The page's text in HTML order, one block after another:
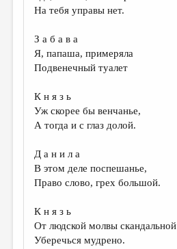
На тебя управы нет.
З а б а в а
Я, папаша, примеряла
Подвенечный туалет
К н я з ь
Уж скорее бы венчанье,
А тогда и с глаз долой.
Д а н и л а
В этом деле поспешанье,
Право слово, грех большой.
К н я з ь
От людской молвы скандальной
Уберечься мудрено.